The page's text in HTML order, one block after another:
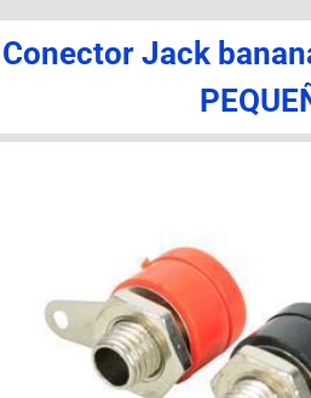
Conector Jack